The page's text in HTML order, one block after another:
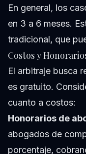
En general, los
en 3 a 6 meses.
tradicional, que
Costos y
El arbitraje busca
es gratuito.
cuanto a costos:
Honorarios de
abogados de
porcentaje,